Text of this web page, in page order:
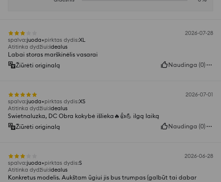
2026-07-28
spalva:juoda pirktas dydis:XL
Atitinka dydžiui:idealus
Labai storas marškinėlis vasarai
Žiūrėti originalą
Naudinga (0)
2026-07-01
spalva:juoda pirktas dydis:XS
Atitinka dydžiui:idealus
Swietnaluzka, DC Obra kokybė išlieka🔥👍️💪 ilgą laiką
Žiūrėti originalą
Naudinga (0)
2026-06-28
spalva:juoda pirktas dydis:S
Atitinka dydžiui:idealus
Konkretus modelis. Aukštam ūgiui jis bus trumpas (galbūt tai dabar